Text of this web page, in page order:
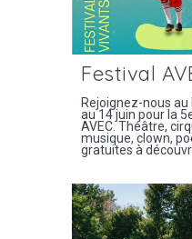
Festival
Rejoignez-nous
au 14 juin pour la
AVEC. Théâtre,
musique, clown,
gratuites à